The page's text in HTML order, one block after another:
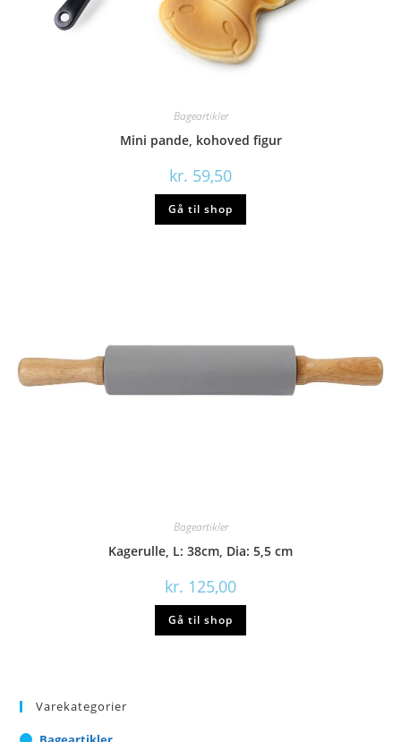
Bageartikler
Mini pande, kohoved figur
kr. 59,50
Gå til shop
Bageartikler
Kagerulle, L: 38cm, Dia: 5,5 cm
kr. 125,00
Gå til shop
Varekategorier